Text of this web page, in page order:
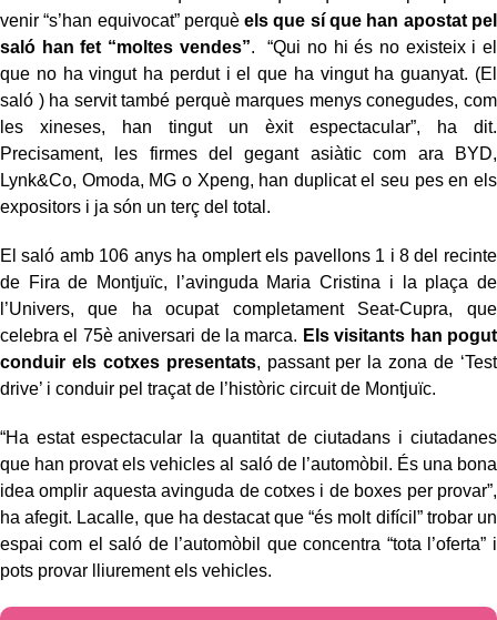
venir “s’han equivocat” perquèels que sí que han apostat pel
saló han fet “moltes vendes”. “Qui no hi és no existeix i el
que no ha vingut ha perdut i el que ha vingut ha guanyat. (El
saló ) ha servit també perquè marques menys conegudes, com
les xineses, han tingut un èxit espectacular”, ha dit.
Precisament, les firmes del gegant asiàtic com ara BYD,
Lynk&Co, Omoda, MG o Xpeng, han duplicat el seu pes en els
expositors i ja són un terç del total.
El saló amb 106 anys ha omplert els pavellons 1 i 8 del recinte
de Fira de Montjuïc, l’avinguda Maria Cristina i la plaça de
l’Univers, que ha ocupat completament Seat-Cupra, que
celebra el 75è aniversari de la marca. Els visitants han pogut
conduir els cotxes presentats, passant per la zona de ‘Test
drive’ i conduir pel traçat de l’històric circuit de Montjuïc.
“Ha estat espectacular la quantitat de ciutadans i ciutadanes
que han provat els vehicles al saló de l’automòbil. És una bona
idea omplir aquesta avinguda de cotxes i de boxes per provar”,
ha afegit. Lacalle, que ha destacat que “és molt difícil” trobar un
espai com el saló de l’automòbil que concentra “tota l’oferta” i
pots provar lliurement els vehicles.